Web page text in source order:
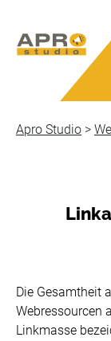
Apro Studio >
Die Gesamtheit
Webressourcen
Linkmasse